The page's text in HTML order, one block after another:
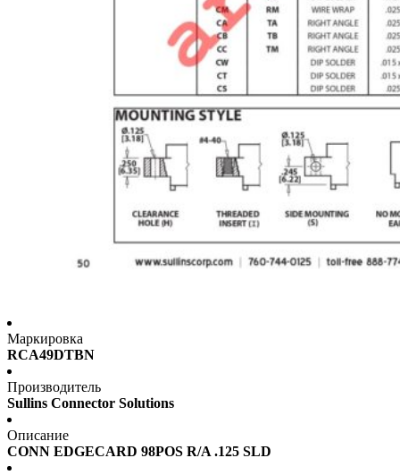
Маркировка
RCA49DTBN
Производитель
Sullins Connector Solutions
Описание
CONN EDGECARD 98POS R/A .125 SLD